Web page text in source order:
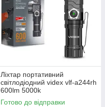
Ліхтар портативний
світлодіодний videx vlf-a244rh
600lm 5000k
Готово до відправки